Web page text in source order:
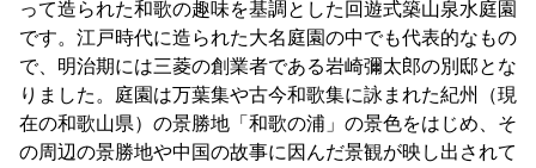
って造られた和歌の趣味を基調とした回遊式築山泉水庭園
です。江戸時代に造られた大名庭園の中でも代表的なもの
で、明治期には三菱の創業者である岩崎彌太郎の別邸とな
りました。庭園は万葉集や古今和歌集に詠まれた紀州（現
在の和歌山県）の景勝地「和歌の浦」の景色をはじめ、そ
の周辺の景勝地や中国の故事に因んだ景観が映し出されて